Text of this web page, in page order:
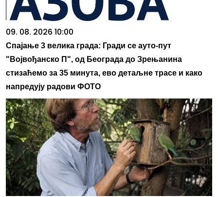
09. 08. 2026 10:00
Спајање 3 велика града: Гради се ауто-пут
"Војвођанско П", од Београда до Зрењанина
стизаћемо за 35 минута, ево детаљне трасе и како
напредују радови ФОТО